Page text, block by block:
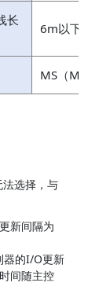
长
6m以下/
MS（
法选择，与
新间隔为
器的I/O更新
间随主控